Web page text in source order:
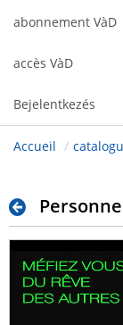
abonnement VàD
accès VàD
Bejelentkezés
Accueil /
Personne